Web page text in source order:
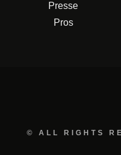
Presse
Pros
© ALL RIGHTS